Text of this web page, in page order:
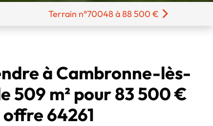
Terrain n°70048 à 88 500 €
à Cambronne-lès-
509 m² pour 83 500 €
offre 64261